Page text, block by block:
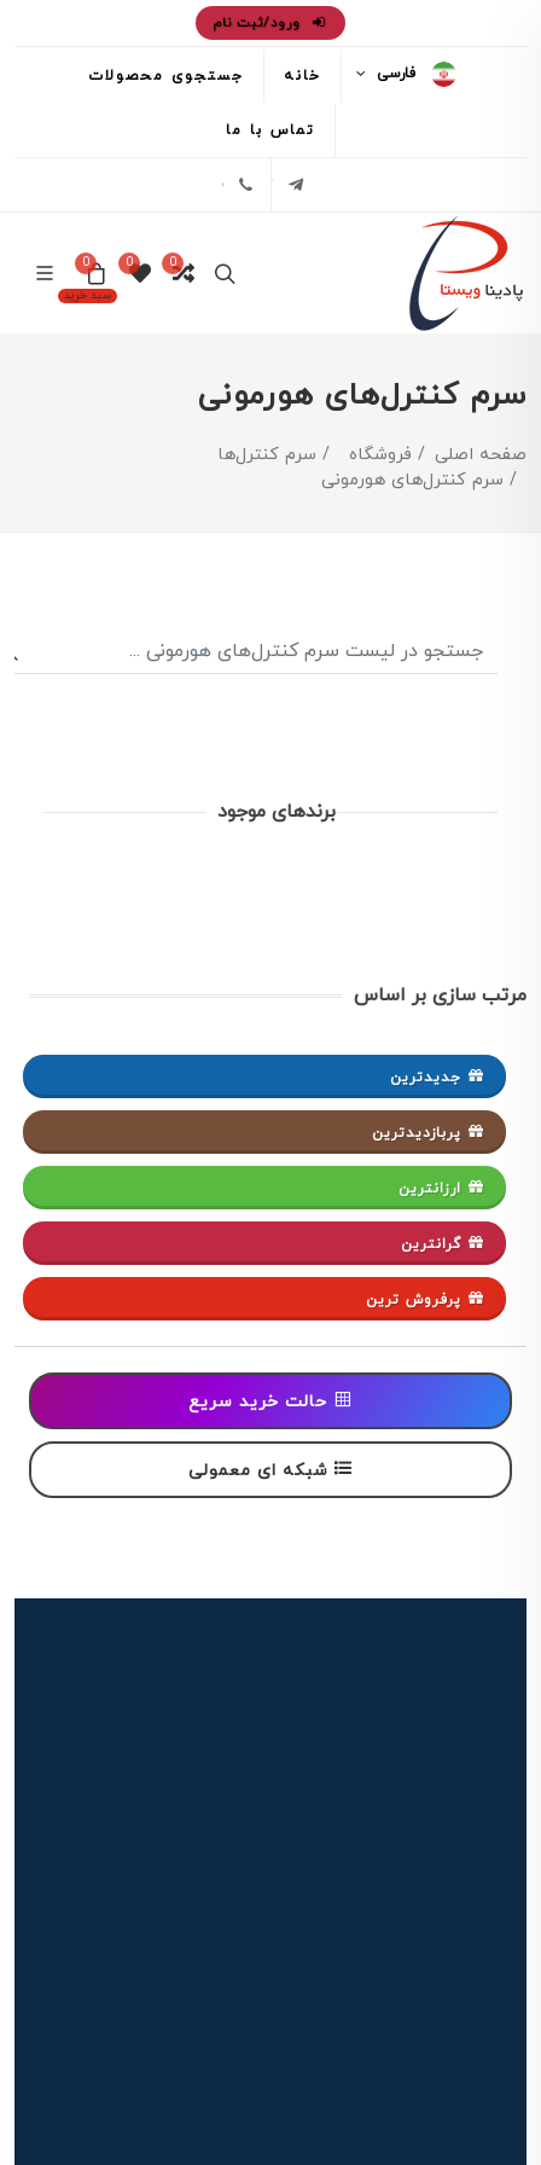
ورود/ثبت نام
فارسی خانه جستجوی محصولات
تماس با ما
تلگرام
0
0
سبد خرید
0
سرم کنترل‌های هورمونی
صفحه اصلی فروشگاه
سرم کنترل‌ها
سرم کنترل‌های هورمونی
برندهای موجود
مرتب سازی بر اساس
جدیدترین
پربازدیدترین
ارزانترین
گرانترین
پرفروش ترین
حالت خرید سریع
شبکه ای معمولی